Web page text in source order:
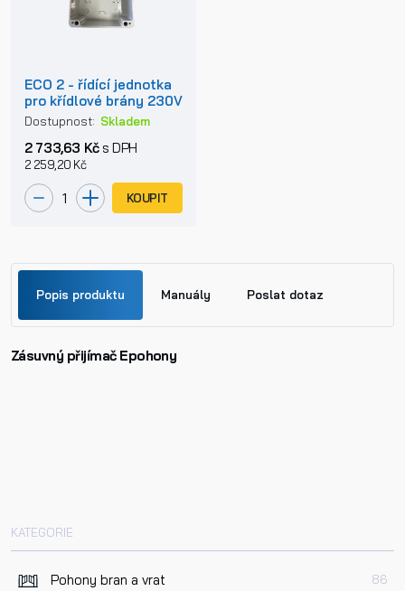
KATEGORIE
Pohony bran a vrat 86
ECO 2 - řídící jednotka
pro křídlové brány 230V
Dostupnost: Skladem
2 733,63 Kčs DPH
2 259,20 Kč
KOUPIT
Popis produktu Manuály Poslat dotaz
Zásuvný přijímač Epohony
Jméno
E-mail